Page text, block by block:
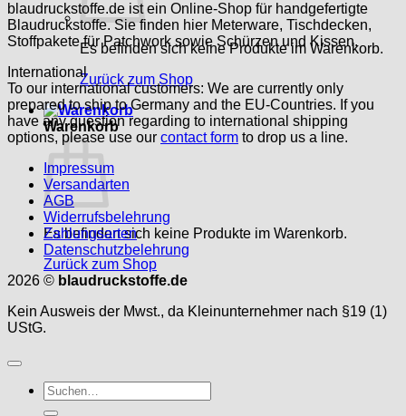
Es befinden sich keine Produkte im Warenkorb.
Zurück zum Shop
Warenkorb
Es befinden sich keine Produkte im Warenkorb.
Zurück zum Shop
blaudruckstoffe.de ist ein Online-Shop für handgefertigte
Blaudruckstoffe. Sie finden hier Meterware, Tischdecken,
Stoffpakete für Patchwork sowie Schürzen und Kissen.
International
To our international customers: We are currently only
prepared to ship to Germany and the EU-Countries. If you
have any question regarding to international shipping
options, please use our contact form to drop us a line.
Impressum
Versandarten
AGB
Widerrufsbelehrung
Zahlungsarten
Datenschutzbelehrung
2026 © blaudruckstoffe.de
Kein Ausweis der Mwst., da Kleinunternehmer nach §19 (1)
UStG.
Suche
nach: